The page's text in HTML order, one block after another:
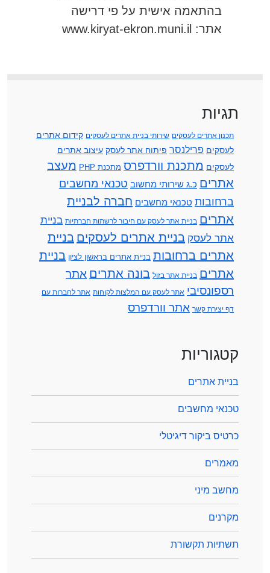
בהתאמה אישית על פי דרישה
אתר: www.kiryat-ekron.muni.il
תגיות
תכנון אתרים לעסקים שירותי בניית אתרים לעסקים קידום אתרים
לעסקים פרילנסר פיתוח אתר לעסק עיצוב אתרים
לעסקים מתכנת וורדפרס מתכנת PHP
מעצב
אתרים כ.ג שירותי מחשוב טכנאי מחשבים
ברחובות טכנאי מחשבים חברה לבניית
אתרים בניית אתר לעסק עם חיבור לרשתות חברתיות בניית
אתר לעסק בניית אתרים לעסקים בניית
אתרים ברחובות בניית אתרים בראשון לציון בניית
אתרים בניית אתר בזול בונה אתרים אתר
רספונסיבי אתר לעסק עם המלצות לקוחות אתר לחברות עם
דף יצירת קשר אתר וורדפרס
קטגוריות
בניית אתרים
טכנאי מחשבים
כרטיס ביקור דיגיטלי
מאמרים
מחשב מיני
מקרנים
תשתיות תקשורת